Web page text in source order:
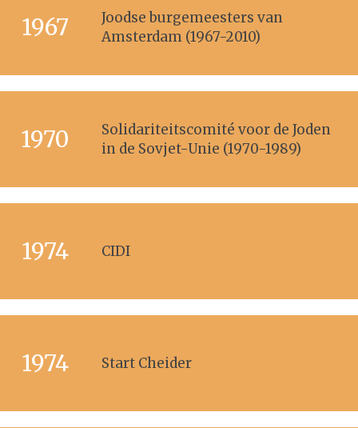
1967
Joodse burgemeesters van
Amsterdam (1967-2010)
1970
Solidariteitscomité voor de Joden
in de Sovjet-Unie (1970-1989)
1974 CIDI
1974 Start Cheider